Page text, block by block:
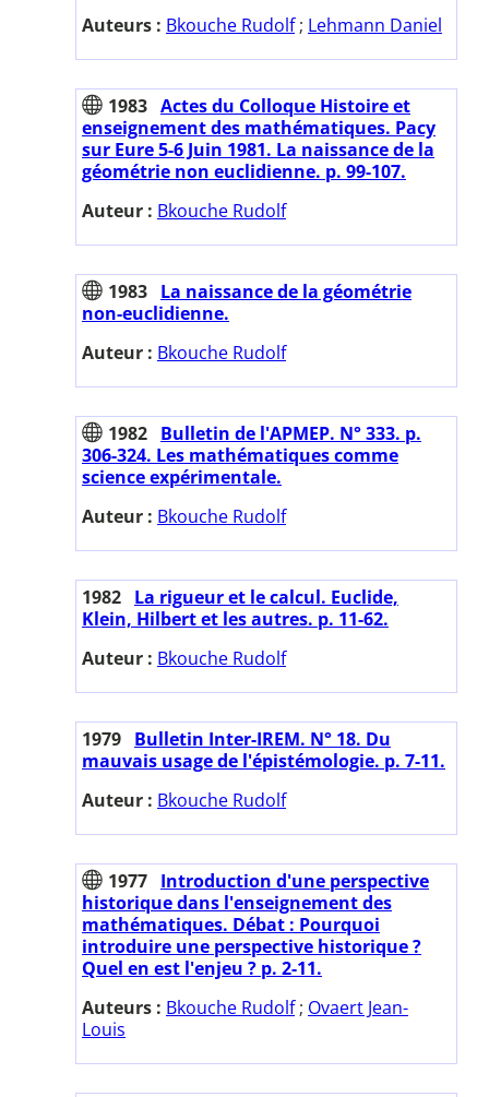
Auteurs : Bkouche Rudolf; Lehmann Daniel
1983 Actes du Colloque Histoire et
enseignement des mathématiques. Pacy
sur Eure 5-6 Juin 1981. La naissance de la
géométrie non euclidienne. p. 99-107.
Auteur : Bkouche Rudolf
1983 La naissance de la géométrie
non-euclidienne.
Auteur : Bkouche Rudolf
1982 Bulletin de l'APMEP. N° 333. p.
306-324. Les mathématiques comme
science expérimentale.
Auteur : Bkouche Rudolf
1982 La rigueur et le calcul. Euclide,
Klein, Hilbert et les autres. p. 11-62.
Auteur : Bkouche Rudolf
1979 Bulletin Inter-IREM. N° 18. Du
mauvais usage de l'épistémologie. p. 7-11.
Auteur : Bkouche Rudolf
1977 Introduction d'une perspective
historique dans l'enseignement des
mathématiques. Débat : Pourquoi
introduire une perspective historique ?
Quel en est l'enjeu ? p. 2-11.
Auteurs : Bkouche Rudolf; Ovaert Jean-
Louis